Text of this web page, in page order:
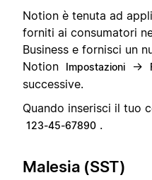
Notion è tenuta ad
forniti ai consumatori
Business e fornisci un
Notion
Impostazioni →
successive.
Quando inserisci il tuo
123-45-67890 .
Malesia (SST)